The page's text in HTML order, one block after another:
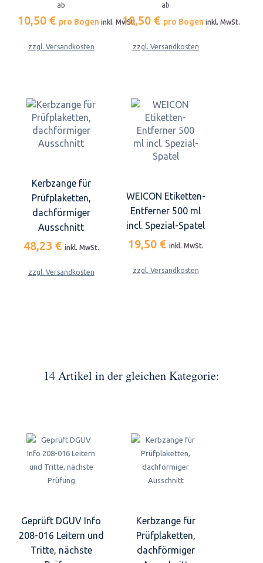
ab
10,50 € pro Bogen inkl. MwSt.
zzgl. Versandkosten
ab
10,50 € pro Bogen inkl. MwSt.
zzgl. Versandkosten
Kerbzange für
Prüfplaketten,
dachförmiger
Ausschnitt
48,23 € inkl. MwSt.
zzgl. Versandkosten
WEICON Etiketten-
Entferner 500 ml
incl. Spezial-Spatel
19,50 € inkl. MwSt.
zzgl. Versandkosten
14 Artikel in der gleichen Kategorie:
Geprüft DGUV Info
208-016 Leitern und
Tritte, nächste
Kerbzange für
Prüfplaketten,
dachförmiger